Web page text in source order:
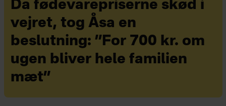
Da fødevarepriserne skød i
vejret, tog Åsa en
beslutning: ”For 700 kr. om
ugen bliver hele familien
mæt”